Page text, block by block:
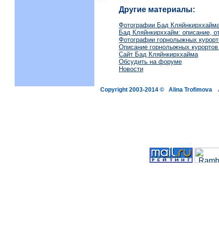
Другие материалы:
Фотографии Бад
Бад Кляйнкирххайм: описание,
Фотографии горнолыжных
Описание горнолыжных
Сайт Бад Кляйнкирххайма
Обсудить на форуме
Новости
Copyright 2003-2014 © Alina